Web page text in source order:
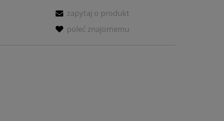
zapytaj o produkt
poleć znajomemu